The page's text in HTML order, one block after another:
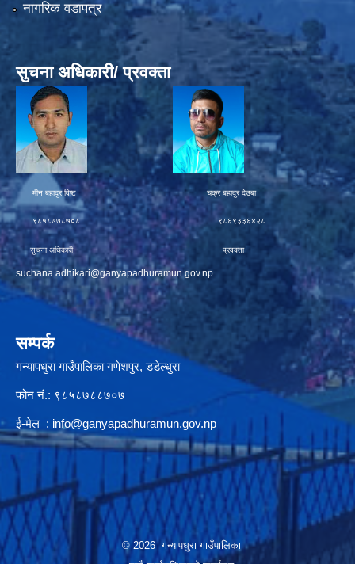
नागरिक वडापत्र
सुचना अधिकारी/ प्रवक्ता
मीन बहादुर विष्ट चक्र बहादुर देउबा
९८५८७७८७०८ ९८६९३३६४२८
सुचना अधिकारी प्रवक्ता
suchana.adhikari@ganyapadhuramun.gov.np
सम्पर्क
गन्यापधुरा गाउँपालिका गणेशपुर, डडेल्धुरा
फोन नं.: ९८५८७८८७०७
ई-मेल : info@ganyapadhuramun.gov.np
© 2026 गन्यापधुरा गाउँपालिका